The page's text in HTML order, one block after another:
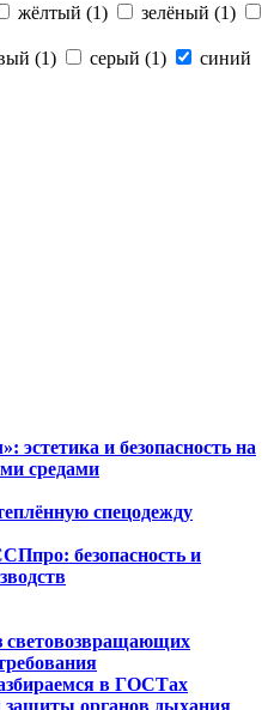
жёлтый (1) зелёный (1)
(1) серый (1)
синий
и безопасность на
средами
спецодежду
безопасность и
световозвращающих
в ГОСТах
органов дыхания